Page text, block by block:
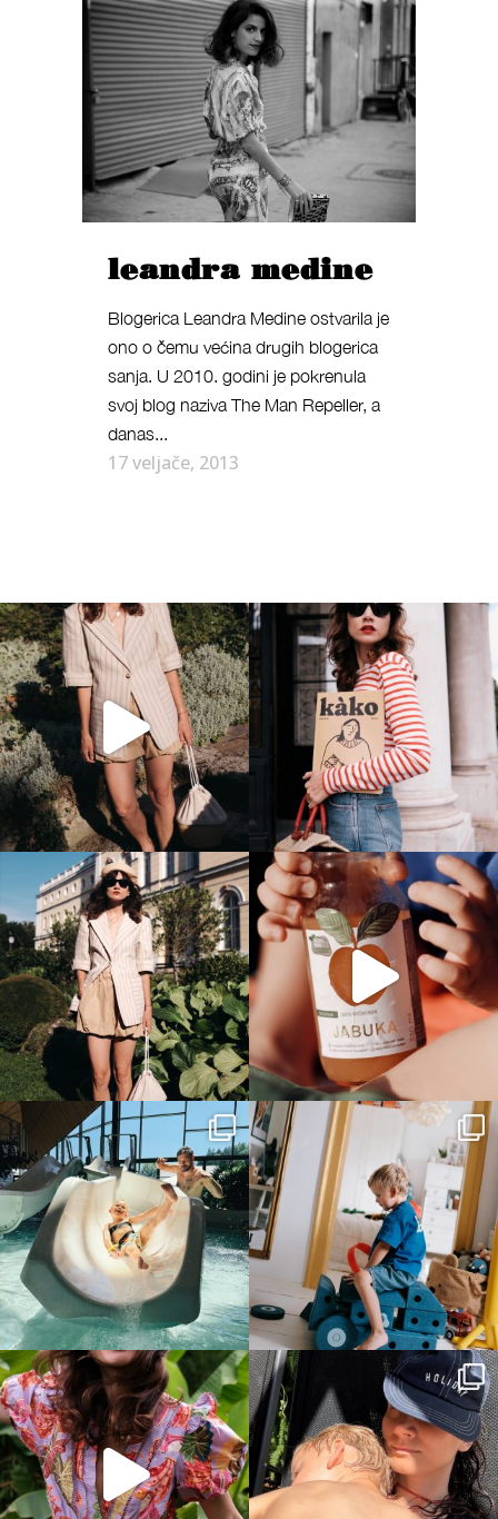
leandra medine
Blogerica Leandra Medine ostvarila je
ono o čemu većina drugih blogerica
sanja. U 2010. godini je pokrenula
svoj blog naziva The Man Repeller, a
danas...
17 veljače, 2013